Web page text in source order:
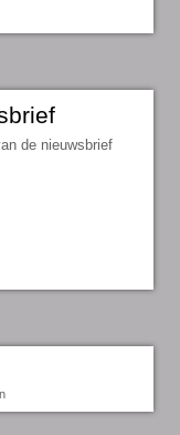
de nieuwsbrief